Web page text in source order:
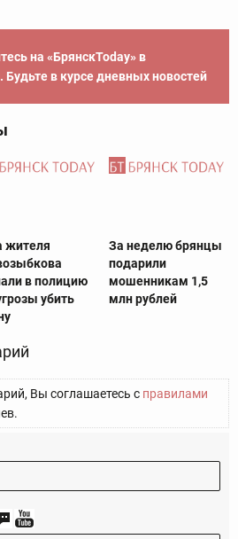
на «БрянскToday» в
Будьте в курсе дневных новостей
жителя
в полицию
убить
За неделю брянцы
подарили
мошенникам 1,5
млн рублей
Вы соглашаетесь с правилами